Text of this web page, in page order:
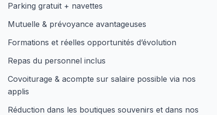
Parking gratuit + navettes
Mutuelle & prévoyance avantageuses
Formations et réelles opportunités d’évolution
Repas du personnel inclus
Covoiturage & acompte sur salaire possible via nos
applis
Réduction dans les boutiques souvenirs et dans nos